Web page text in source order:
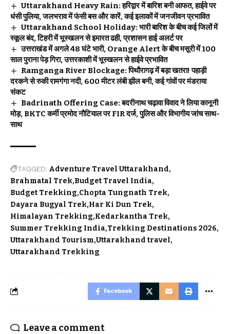
Uttarakhand Heavy Rain: हरिद्वार में बारिश बनी आफत, हाईवे पर
धंसी पुलिया, जलभराव में फंसी बस और कारें, कई इलाकों में जनजीवन प्रभावित
Uttarakhand School Holiday: भारी बारिश के बीच कई जिलों में
स्कूल बंद, टिहरी में भूस्खलन से इमारत ढही, प्रशासन हाई अलर्ट पर
उत्तराखंड में अगले 48 घंटे भारी, Orange Alert के बीच मसूरी में 100
साल पुराना पेड़ गिरा, उत्तरकाशी में भूस्खलन से हाईवे प्रभावित
Ramganga River Blockage: पिथौरागढ़ में बड़ा खतरा! पहाड़ी
दरकने से रुकी रामगंगा नदी, 600 मीटर लंबी झील बनी, कई गांवों पर मंडराया
संकट
Badrinath Offering Case: बदरीनाथ चढ़ावा विवाद ने लिया कानूनी
मोड़, BKTC कर्मी प्रमोद नौटियाल पर FIR दर्ज, पुलिस और विभागीय जांच साथ-
साथ
TAGGED: Adventure Travel Uttarakhand
Brahmatal Trek Budget Travel India
Budget Trekking Chopta Tungnath Trek
Dayara Bugyal Trek Har Ki Dun Trek
Himalayan Trekking Kedarkantha Trek
Summer Trekking India Trekking Destinations 2026
Uttarakhand Tourism Uttarakhand travel
Uttarakhand Trekking
Facebook
Leave a comment